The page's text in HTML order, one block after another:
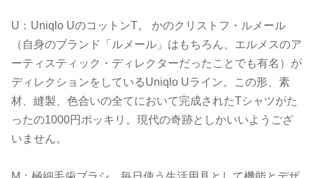
U：Uniqlo UのコットンT。 かのクリストフ・ルメール
（自身のブランド「ルメール」はもちろん、エルメスのア
ーティスティック・ディレクターだったことでも有名）が
ディレクションをしているUniqlo Uライン。この形、素
材、縫製、色合いの全てにおいて完成されたTシャツがた
ったの1000円ポッキリ。現代の奇跡としかいいようござ
いません。